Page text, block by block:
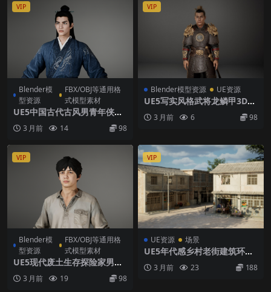
VIP
Blender模
型资源
FBX/OBJ等通用格
式模型素材
UE5中国古代古风男青年侠客
色 3 月前 14 98
VIP
Blender模型资源 UE资源
UE5写实风格武将龙鳞甲3D模
型 3 月前 6 98
VIP
Blender模
型资源
FBX/OBJ等通用格
式模型素材
UE5现代废土生存探险家男主
3D角色模型已绑定标准骨骼次
世代资产
3 月前 19 98
VIP
UE资源 场景
UE5年代感乡村老街建筑环境
带供销社电线杆怀旧大场景5.0
+ 3 月前 23 188